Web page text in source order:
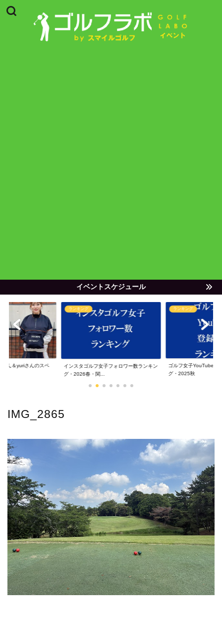
イベントスケジュール
ん＆yuriさんのスペ
ランキング
インスタゴルフ女子フォロワー数ランキン
グ・2026春・関...
ランキング
ゴルフ女子YouTube登
グ・2025秋
IMG_2865